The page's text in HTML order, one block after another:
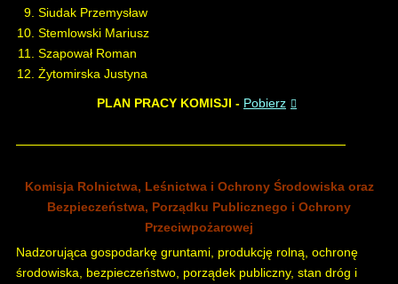
Siudak Przemysław
Stemlowski Mariusz
Szapował Roman
Żytomirska Justyna
PLAN PRACY KOMISJI - Pobierz
Komisja Rolnictwa, Leśnictwa i Ochrony Środowiska oraz
Bezpieczeństwa, Porządku Publicznego i Ochrony
Przeciwpożarowej
Nadzorująca gospodarkę gruntami, produkcję rolną, ochronę
środowiska, bezpieczeństwo, porządek publiczny, stan dróg i